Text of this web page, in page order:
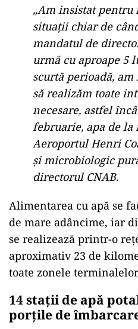
„Am insistat pentru
situații chiar de
mandatul de
urmă cu aproape 5
scurtă perioadă,
să realizăm toate
necesare, astfel
februarie, apa de
Aeroportul Henri
și microbiologic
directorul CNAB.
Alimentarea cu apă se
de mare adâncime, iar
se realizează printr-o
aproximativ 23 de
toate zonele
14 stații de apă
porțile de